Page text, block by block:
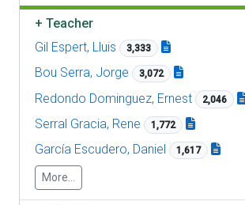
+Teacher
Gil Espert, Lluis
3,333
Bou Serra, Jorge 3,072
Redondo Dominguez, Ernest 2,046
Serral Gracia, Rene 1,772
García Escudero, Daniel 1,617
More...